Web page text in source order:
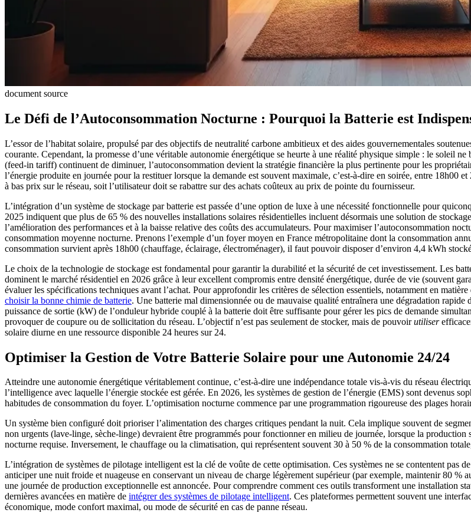
document source
Le Défi de l’Autoconsommation Nocturne : Pourquoi la Batterie est
L’essor de l’habitat solaire, propulsé par des objectifs de neutralité carbone ambitieux et des aides gouvernementales
courante. Cependant, la promesse d’une véritable autonomie énergétique se heurte à une réalité physique simple : le soleil
(feed-in tariff) continuent de diminuer, l’autoconsommation devient la stratégie financière la plus pertinente pour les
l’énergie produite en journée pour la restituer lorsque la demande est souvent maximale, c’est-à-dire en soirée, entre 18h00
à bas prix sur le réseau, soit l’utilisateur doit se rabattre sur des achats coûteux au prix de pointe du fournisseur.
L’intégration d’un système de stockage par batterie est passée d’une option de luxe à une nécessité fonctionnelle pour
2025 indiquent que plus de 65 % des nouvelles installations solaires résidentielles incluent désormais une solution de
l’amélioration des performances et à la baisse relative des coûts des accumulateurs. Pour maximiser l’autoconsommation
consommation moyenne nocturne. Prenons l’exemple d’un foyer moyen en France métropolitaine dont la consommation
consommation survient après 18h00 (chauffage, éclairage, électroménager), il faut pouvoir disposer d’environ 4,4 kWh
Le choix de la technologie de stockage est fondamental pour garantir la durabilité et la sécurité de cet investissement. Les
dominent le marché résidentiel en 2026 grâce à leur excellent compromis entre densité énergétique, durée de vie (souvent
évaluer les spécifications techniques avant l’achat. Pour approfondir les critères de sélection essentiels, notamment en
choisir la bonne chimie de batterie. Une batterie mal dimensionnée ou de mauvaise qualité entraînera une dégradation
puissance de sortie (kW) de l’onduleur hybride couplé à la batterie doit être suffisante pour gérer les pics de demande
provoquer de coupure ou de sollicitation du réseau. L’objectif n’est pas seulement de stocker, mais de pouvoirutiliser
solaire diurne en une ressource disponible 24 heures sur 24.
Optimiser la Gestion de Votre Batterie Solaire pour une Autonomie 24/24
Atteindre une autonomie énergétique véritablement continue, c’est-à-dire une indépendance totale vis-à-vis du réseau
l’intelligence avec laquelle l’énergie stockée est gérée. En 2026, les systèmes de gestion de l’énergie (EMS) sont devenus
habitudes de consommation du foyer. L’optimisation nocturne commence par une programmation rigoureuse des plages
Un système bien configuré doit prioriser l’alimentation des charges critiques pendant la nuit. Cela implique souvent de
non urgents (lave-linge, sèche-linge) devraient être programmés pour fonctionner en milieu de journée, lorsque la
nocturne requise. Inversement, le chauffage ou la climatisation, qui représentent souvent 30 à 50 % de la consommation
L’intégration de systèmes de pilotage intelligent est la clé de voûte de cette optimisation. Ces systèmes ne se contentent pas
anticiper une nuit froide et nuageuse en conservant un niveau de charge légèrement supérieur (par exemple, maintenir 80 %
une journée de production exceptionnelle est annoncée. Pour comprendre comment ces outils transforment une installation
dernières avancées en matière de intégrer des systèmes de pilotage intelligent. Ces plateformes permettent souvent une
économique, mode confort maximal, ou mode de sécurité en cas de panne réseau.